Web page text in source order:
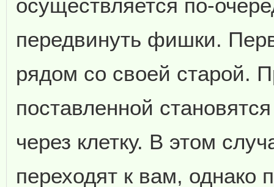
осуществляется по-
передвинуть фишки.
рядом со своей старой.
поставленной
через клетку. В этом
переходят к вам, однако